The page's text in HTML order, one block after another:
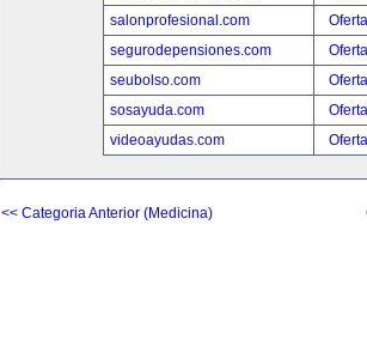
salonprofesional.com
segurodepensiones.com
seubolso.com
sosayuda.com
videoayudas.com
<< Categoria Anterior (Medicina)